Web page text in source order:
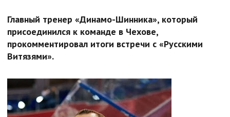
Главный тренер «Динамо-Шинника», который
присоединился к команде в Чехове,
прокомментировал итоги встречи с «Русскими
Витязями».